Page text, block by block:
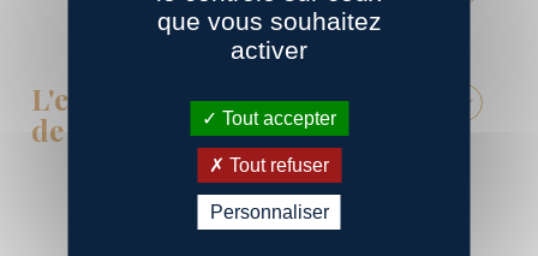
L'expertise pour mon véhicule
de collection
que vous souhaitez
activer
Tout accepter
Tout refuser
Personnaliser